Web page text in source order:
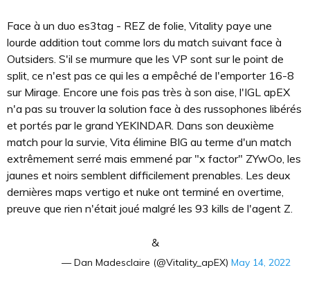
Face à un duo es3tag - REZ de folie, Vitality paye une
lourde addition tout comme lors du match suivant face à
Outsiders. S'il se murmure que les VP sont sur le point de
split, ce n'est pas ce qui les a empêché de l'emporter 16-8
sur Mirage. Encore une fois pas très à son aise, l'IGL apEX
n'a pas su trouver la solution face à des russophones libérés
et portés par le grand YEKINDAR. Dans son deuxième
match pour la survie, Vita élimine BIG au terme d'un match
extrêmement serré mais emmené par "x factor" ZYwOo, les
jaunes et noirs semblent difficilement prenables. Les deux
dernières maps vertigo et nuke ont terminé en overtime,
preuve que rien n'était joué malgré les 93 kills de l'agent Z.
&
— Dan Madesclaire (@Vitality_apEX) May 14, 2022